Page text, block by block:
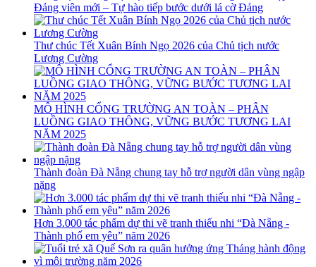
Đảng viên mới – Tự hào tiếp bước dưới lá cờ Đảng
Thư chúc Tết Xuân Bính Ngọ 2026 của Chủ tịch nước
Lương Cường
MÔ HÌNH CỔNG TRƯỜNG AN TOÀN – PHÂN
LUỒNG GIAO THÔNG, VỮNG BƯỚC TƯƠNG LAI
NĂM 2025
Thành đoàn Đà Nẵng chung tay hỗ trợ người dân vùng ngập
nặng
Hơn 3.000 tác phẩm dự thi vẽ tranh thiếu nhi “Đà Nẵng -
Thành phố em yêu” năm 2026